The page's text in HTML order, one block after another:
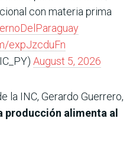
con materia prima
expJzcduFn
August 5, 2026
la INC, Gerardo Guerrero,
producción alimenta al